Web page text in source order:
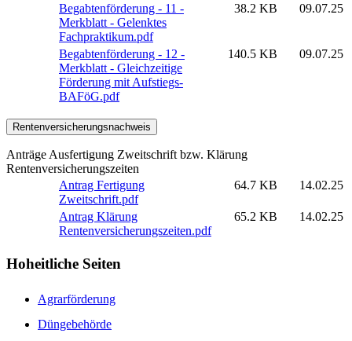
Begabtenförderung - 11 -
Merkblatt - Gelenktes
Fachpraktikum.pdf
38.2 KB 09.07.25
Begabtenförderung - 12 -
Merkblatt - Gleichzeitige
Förderung mit Aufstiegs-
BAFöG.pdf
140.5 KB 09.07.25
Rentenversicherungsnachweis
Anträge Ausfertigung Zweitschrift bzw. Klärung
Rentenversicherungszeiten
Antrag Fertigung
Zweitschrift.pdf
64.7 KB 14.02.25
Antrag Klärung
Rentenversicherungszeiten.pdf
65.2 KB 14.02.25
Hoheitliche Seiten
Agrarförderung
Düngebehörde